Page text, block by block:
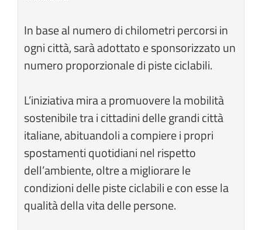
In base al numero di chilometri percorsi in
ogni città, sarà adottato e sponsorizzato un
numero proporzionale di piste ciclabili.
L’iniziativa mira a promuovere la mobilità
sostenibile tra i cittadini delle grandi città
italiane, abituandoli a compiere i propri
spostamenti quotidiani nel rispetto
dell’ambiente, oltre a migliorare le
condizioni delle piste ciclabili e con esse la
qualità della vita delle persone.